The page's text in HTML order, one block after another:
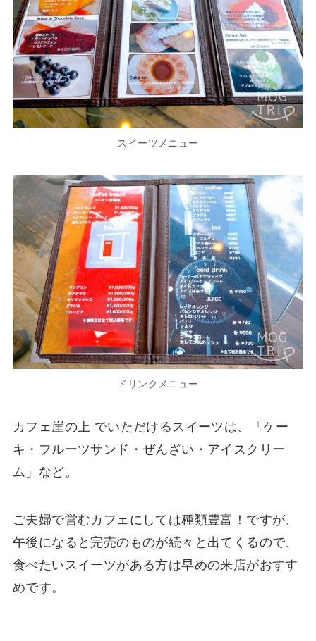
スイーツメニュー
ドリンクメニュー
カフェ崖の上 でいただけるスイーツは、「ケー
キ・フルーツサンド・ぜんざい・アイスクリー
ム」など。
ご夫婦で営むカフェにしては種類豊富！ですが、
午後になると完売のものが続々と出てくるので、
食べたいスイーツがある方は早めの来店がおすす
めです。